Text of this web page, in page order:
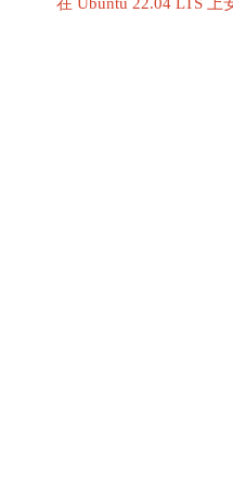
在 Ubuntu 22.04 LTS 上